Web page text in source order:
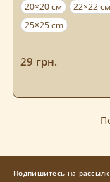
20×20 см
22×22 см
25×25 cm
29 грн.
Подпишитесь на